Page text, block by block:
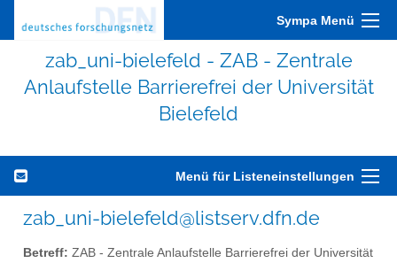
Sympa Menü
zab_uni-bielefeld - ZAB - Zentrale
Anlaufstelle Barrierefrei der Universität
Bielefeld
Menü für Listeneinstellungen
zab_uni-bielefeld@listserv.dfn.de
Betreff: ZAB - Zentrale Anlaufstelle Barrierefrei der Universität